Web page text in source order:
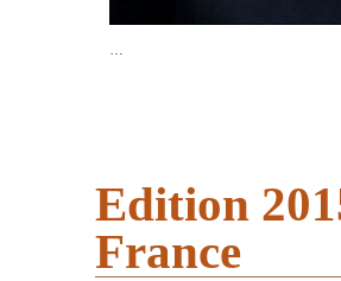
…
Edition
France